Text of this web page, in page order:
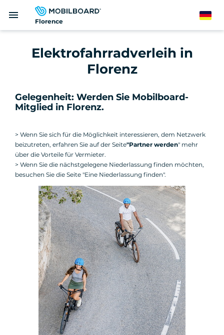
zum
Florence
menu German
Elektrofahrradverleih in
Florenz
Gelegenheit: Werden Sie Mobilboard-
Mitglied in Florenz.
> Wenn Sie sich für die Möglichkeit interessieren, dem Netzwerk
beizutreten, erfahren Sie auf der Seite"Partner werden" mehr
über die Vorteile für Vermieter.
> Wenn Sie die nächstgelegene Niederlassung finden möchten,
besuchen Sie die Seite "Eine Niederlassung finden".